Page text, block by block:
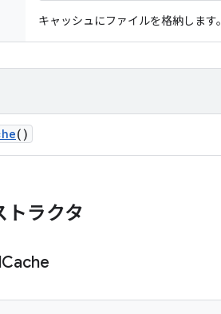
キャッシュにファイルを格納します。
()
トラクタ
Cache